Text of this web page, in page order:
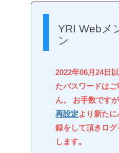
YRI Webメ
ン
2022年06月24日
たパスワードは
ん。 お手数ですが
再設定より新た
録をして頂きロ
します。